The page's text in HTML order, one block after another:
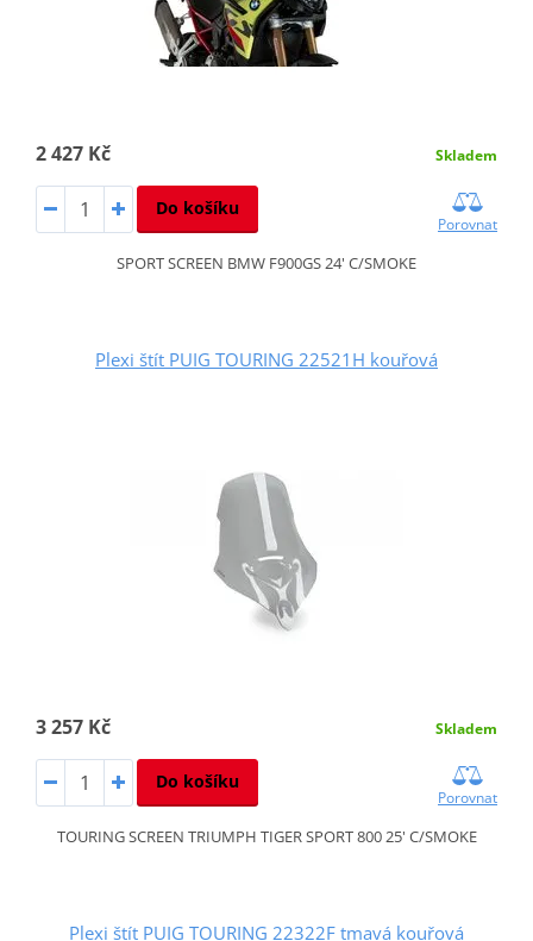
2 427 Kč Skladem
Do košíku
Porovnat
SPORT SCREEN BMW F900GS 24' C/SMOKE
Plexi štít PUIG TOURING 22521H kouřová
3 257 Kč Skladem
Do košíku
Porovnat
TOURING SCREEN TRIUMPH TIGER SPORT 800 25' C/SMOKE
Plexi štít PUIG TOURING 22322F tmavá kouřová